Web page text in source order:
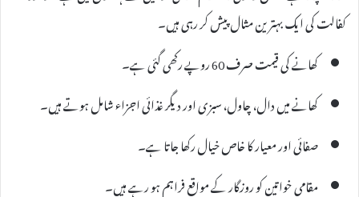
کفالت کی ایک بہترین مثال پیش کر رہی ہیں۔
کھانے کی قیمت صرف 60 روپے رکھی گئی ہے۔
کھانے میں دال، چاول، سبزی اور دیگر غذائی اجزاء شامل ہوتے ہیں۔
صفائی اور معیار کا خاص خیال رکھا جاتا ہے۔
مقامی خواتین کو روزگار کے مواقع فراہم ہو رہے ہیں۔